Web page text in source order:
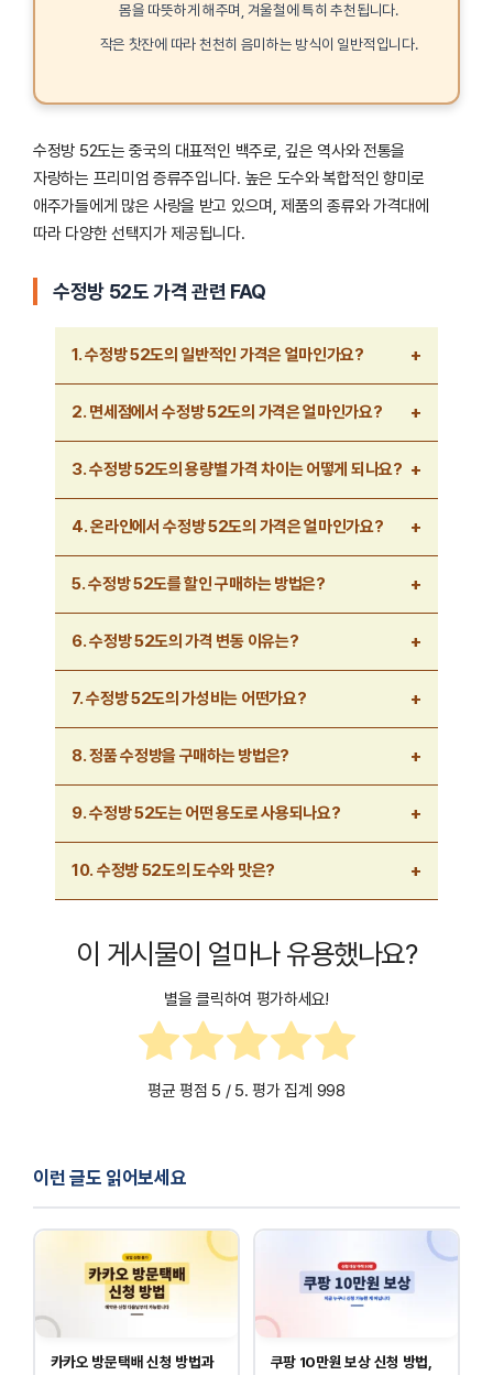
몸을 따뜻하게 해주며, 겨울철에 특히 추천됩니다.
작은 찻잔에 따라 천천히 음미하는 방식이 일반적입니다.
수정방 52도는 중국의 대표적인 백주로, 깊은 역사와 전통을
자랑하는 프리미엄 증류주입니다. 높은 도수와 복합적인 향미로
애주가들에게 많은 사랑을 받고 있으며, 제품의 종류와 가격대에
따라 다양한 선택지가 제공됩니다.
수정방 52도 가격 관련 FAQ
1. 수정방 52도의 일반적인 가격은 얼마인가요?
수정방 52도는 500ml 기준으로 보통 30~50만 원
면세점에서는 약 35만 원 이상으로 형성됩니다.
2. 면세점에서 수정방 52도의 가격은 얼마인가요?
면세점에서는 수정방 52도 500ml 제품이 약
면세점 프로모션에 따라 가격이 변동될 수 있습니다.
3. 수정방 52도의 용량별 가격 차이는 어떻게 되나요?
375ml는 약 20만 원, 500ml는 30~40만 원, 750ml는
4. 온라인에서 수정방 52도의 가격은 얼마인가요?
온라인 쇼핑몰에서는 보통 30~45만 원 사이에서 판매되며,
5. 수정방 52도를 할인 구매하는 방법은?
면세점 사전 예약 할인, 해외 직구, 주류 전문 쇼핑몰
6. 수정방 52도의 가격 변동 이유는?
환율 변동, 관세, 공급량 변화, 연말연시 및 명절 시즌 등에
7. 수정방 52도의 가성비는 어떤가요?
고급 중국 백주 중에서도 부드러운 목넘김과 깊은 풍미를
8. 정품 수정방을 구매하는 방법은?
공식 면세점, 백화점, 주류 전문 매장에서 구매하는 것이
9. 수정방 52도는 어떤 용도로 사용되나요?
비즈니스 접대, 명절 선물, 고급 모임 등에서 많이 소비되며,
10. 수정방 52도의 도수와 맛은?
향긋한 곡물 향을 지니고 있으며, 단맛과 깊은 풍미가
이 게시물이 얼마나 유용했나요?
별을 클릭하여 평가하세요!
평균 평점 5 / 5. 평가 집계 998
이런 글도 읽어보세요
카카오 방문택배 신청 방법과
쿠팡 10만원 보상 신청 방법,